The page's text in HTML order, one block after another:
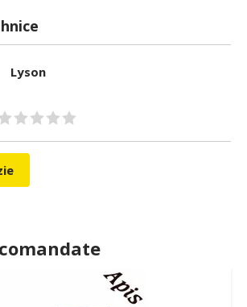
Lyson